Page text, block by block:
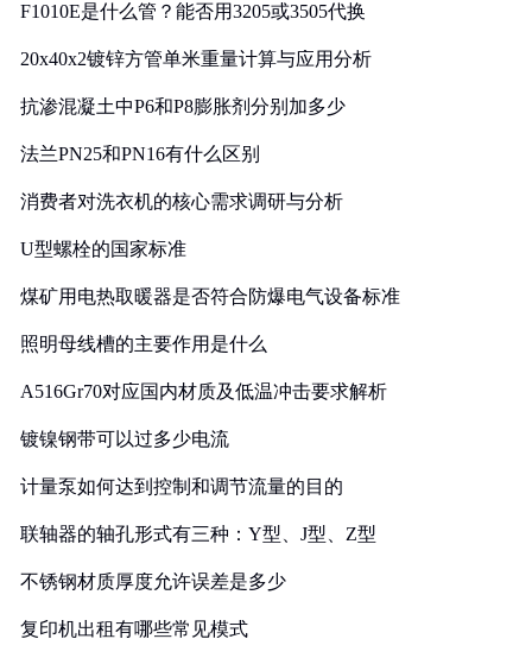
F1010E是什么管？能否用3205或3505代换
20x40x2镀锌方管单米重量计算与应用分析
抗渗混凝土中P6和P8膨胀剂分别加多少
法兰PN25和PN16有什么区别
消费者对洗衣机的核心需求调研与分析
U型螺栓的国家标准
煤矿用电热取暖器是否符合防爆电气设备标准
照明母线槽的主要作用是什么
A516Gr70对应国内材质及低温冲击要求解析
镀镍钢带可以过多少电流
计量泵如何达到控制和调节流量的目的
联轴器的轴孔形式有三种：Y型、J型、Z型
不锈钢材质厚度允许误差是多少
复印机出租有哪些常见模式